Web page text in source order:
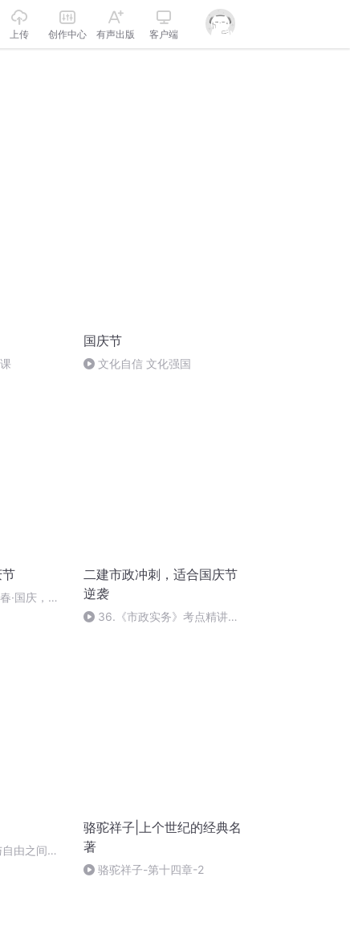
上传 创作中心 有声出版 客户端
国庆节
文化自信 文化强国
·国庆，朗
二建市政冲刺，适合国庆节
逆袭
36.《市政实务》考点精讲第
由之间：
骆驼祥子|上个世纪的经典名
著
骆驼祥子-第十四章-2